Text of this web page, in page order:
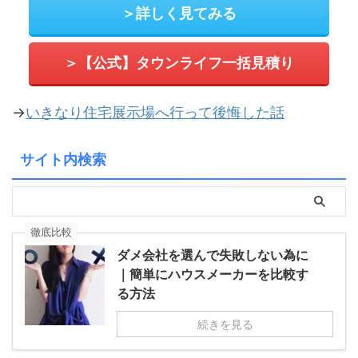
＞詳しく見てみる
＞【公式】タウンライフ一括見積り
→いきなり住宅展示場へ行って後悔した話
サイト内検索
徹底比較
ダメ会社を選んで失敗しない為に
｜簡単にハウスメーカーを比較す
る方法
続きを見る